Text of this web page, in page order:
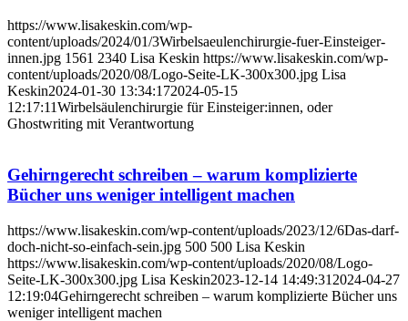
https://www.lisakeskin.com/wp-
content/uploads/2024/01/3Wirbelsaeulenchirurgie-fuer-Einsteiger-
innen.jpg 1561 2340 Lisa Keskin https://www.lisakeskin.com/wp-
content/uploads/2020/08/Logo-Seite-LK-300x300.jpg Lisa
Keskin2024-01-30 13:34:172024-05-15
12:17:11Wirbelsäulenchirurgie für Einsteiger:innen, oder
Ghostwriting mit Verantwortung
Gehirngerecht schreiben – warum komplizierte
Bücher uns weniger intelligent machen
https://www.lisakeskin.com/wp-content/uploads/2023/12/6Das-darf-
doch-nicht-so-einfach-sein.jpg 500 500 Lisa Keskin
https://www.lisakeskin.com/wp-content/uploads/2020/08/Logo-
Seite-LK-300x300.jpg Lisa Keskin2023-12-14 14:49:31 2024-04-27
12:19:04Gehirngerecht schreiben – warum komplizierte Bücher uns
weniger intelligent machen